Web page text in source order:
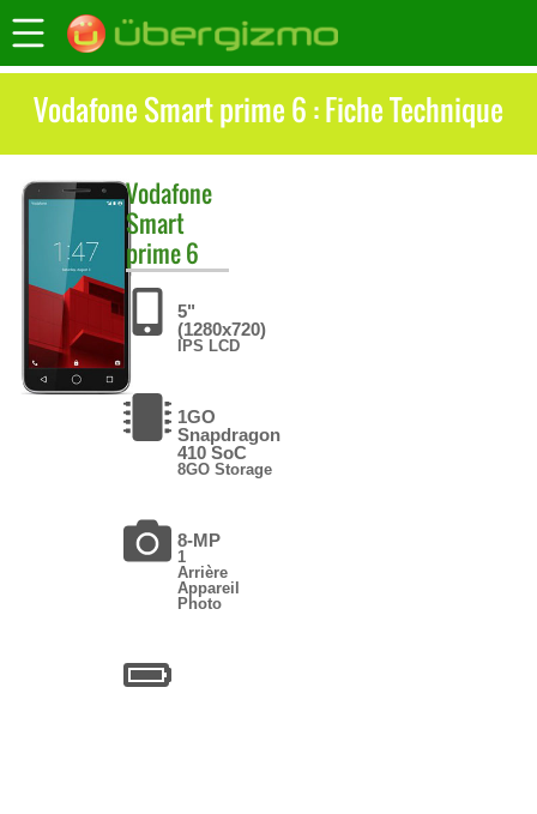
Vodafone Smart prime 6 : Fiche Technique
Vodafone
Smart
prime 6
5"
(1280x720)
IPS LCD
1GO
Snapdragon
410 SoC
8GO Storage
8-MP
1
Arrière
Appareil
Photo